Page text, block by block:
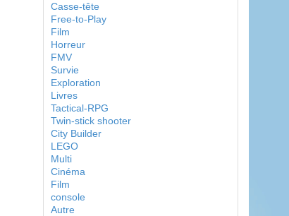
Casse-tête
Free-to-Play
Film
Horreur
FMV
Survie
Exploration
Livres
Tactical-RPG
Twin-stick shooter
City Builder
LEGO
Multi
Cinéma
Film
console
Autre